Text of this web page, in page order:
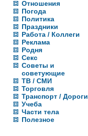
Отношения
Погода
Политика
Праздники
Работа / Коллеги
Реклама
Родня
Секс
Советы и
советующие
ТВ / СМИ
Торговля
Транспорт / Дороги
Учеба
Части тела
Полезное